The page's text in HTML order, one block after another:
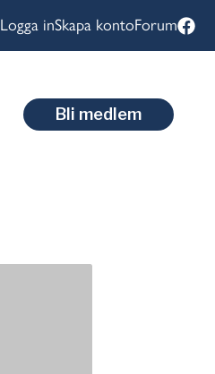
Logga inSkapa kontoForum
Bli medlem